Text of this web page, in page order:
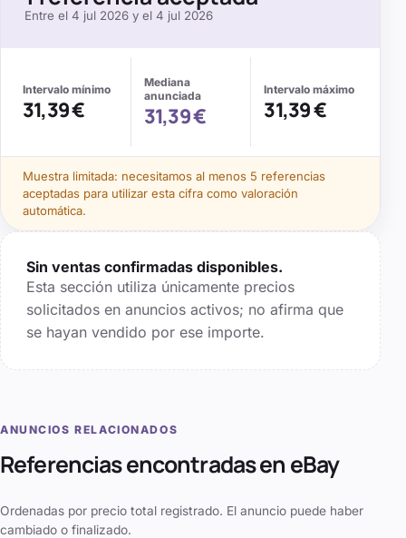
Entre el 4 jul 2026 y el 4 jul 2026
Intervalo mínimo
31,39 €
Mediana
anunciada
31,39 €
Intervalo máximo
31,39 €
Muestra limitada: necesitamos al menos 5 referencias
aceptadas para utilizar esta cifra como valoración
automática.
Sin ventas confirmadas disponibles.
Esta sección utiliza únicamente precios
solicitados en anuncios activos; no afirma que
se hayan vendido por ese importe.
ANUNCIOS RELACIONADOS
Referencias encontradas en eBay
Ordenadas por precio total registrado. El anuncio puede haber
cambiado o finalizado.